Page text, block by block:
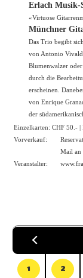
Erlach Musik-
«Virtuose
Münchner
Das Trio begibt
von Antonio
Blumenwalzer
durch die
erscheinen.
von Enrique
der
Einzelkarten: CHF 50.- |
Vorverkauf:
Mail an
Veranstalter:
1 2